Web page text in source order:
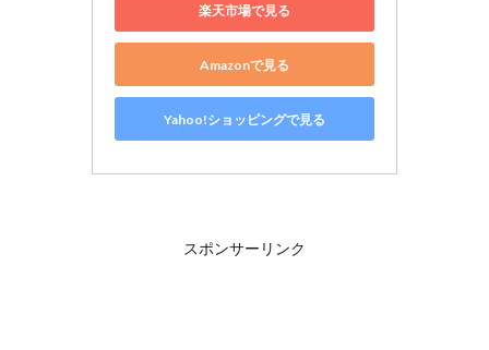
楽天市場で見る
Amazonで見る
Yahoo!ショッピングで見る
スポンサーリンク